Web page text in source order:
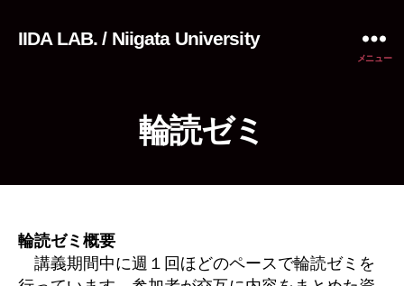
IIDA LAB. / Niigata University
メニュー
輪読ゼミ
輪読ゼミ概要
講義期間中に週１回ほどのペースで輪読ゼミを